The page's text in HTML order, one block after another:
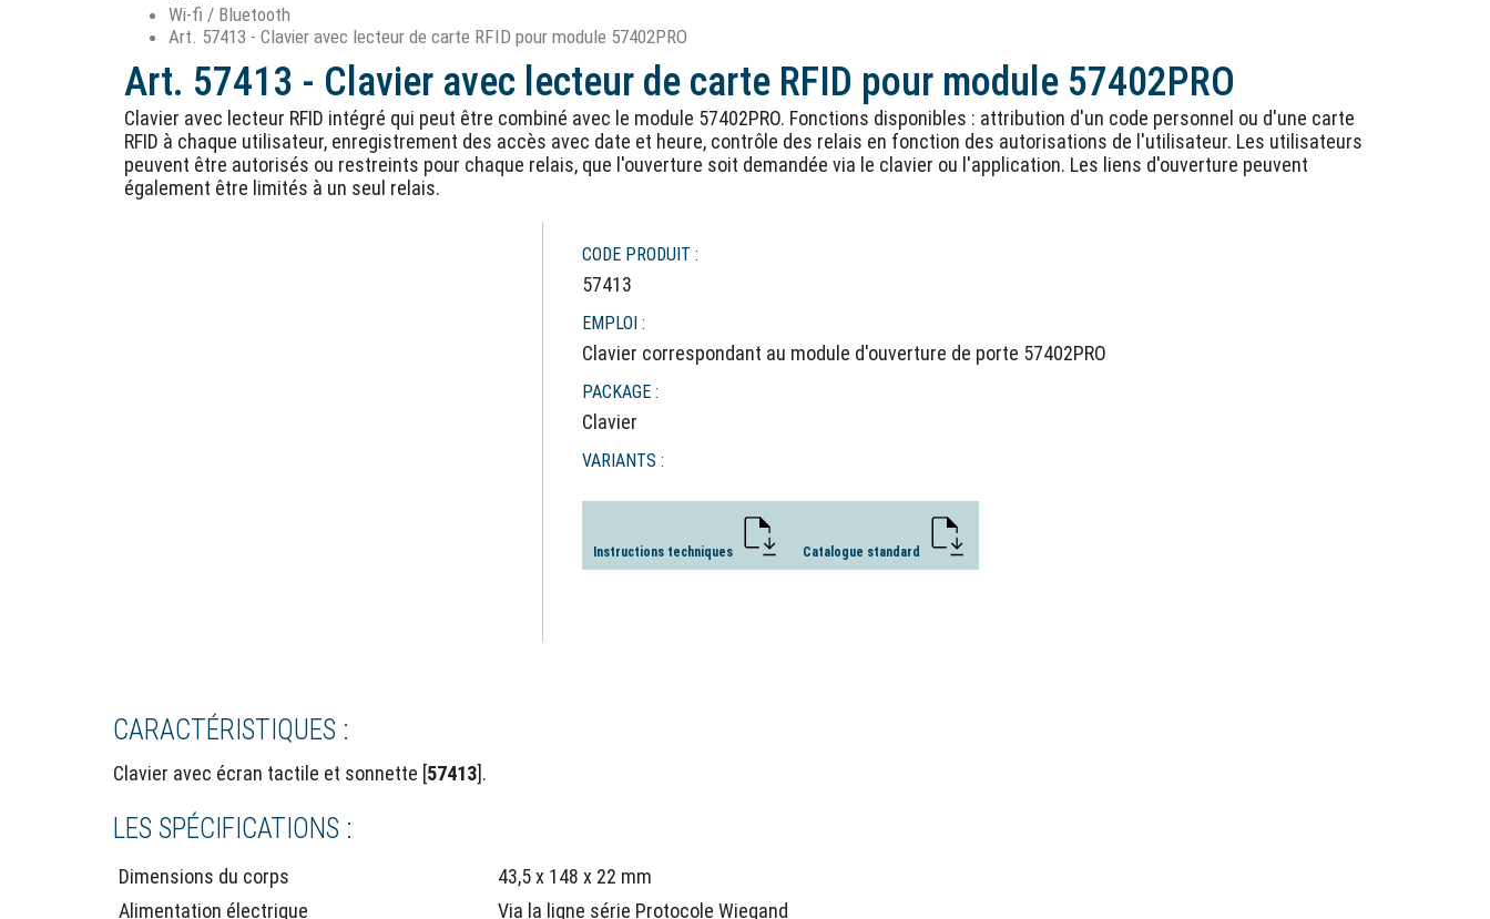
Wi-fi / Bluetooth
Art. 57413 - Clavier avec lecteur de carte RFID pour module 57402PRO
Art. 57413 - Clavier avec lecteur de carte RFID pour module 57402PRO
Clavier avec lecteur RFID intégré qui peut être combiné avec le module 57402PRO. Fonctions disponibles : attribution d'un code personnel ou d'une carte
RFID à chaque utilisateur, enregistrement des accès avec date et heure, contrôle des relais en fonction des autorisations de l'utilisateur. Les utilisateurs
peuvent être autorisés ou restreints pour chaque relais, que l'ouverture soit demandée via le clavier ou l'application. Les liens d'ouverture peuvent
également être limités à un seul relais.
CODE PRODUIT :
57413
EMPLOI :
Clavier correspondant au module d'ouverture de porte 57402PRO
PACKAGE :
Clavier
VARIANTS :
Instructions techniques Catalogue standard
CARACTÉRISTIQUES :
Clavier avec écran tactile et sonnette [57413].
LES SPÉCIFICATIONS :
Dimensions du corps
43,5 x 148 x 22 mm
Alimentation électrique
Via la ligne série Protocole Wiegand